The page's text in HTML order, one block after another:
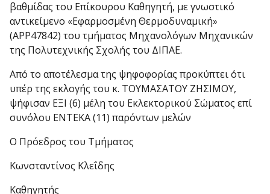
βαθμίδας του Επίκουρου Καθηγητή, με γνωστικό
αντικείμενο «Εφαρμοσμένη Θερμοδυναμική»
(APP47842) του τμήματος Μηχανολόγων Μηχανικών
της Πολυτεχνικής Σχολής του ΔΙΠΑΕ.
Από το αποτέλεσμα της ψηφοφορίας προκύπτει ότι
υπέρ της εκλογής του κ. ΤΟΥΜΑΣΑΤΟΥ ΖΗΣΙΜΟΥ,
ψήφισαν ΕΞΙ (6) μέλη του Εκλεκτορικού Σώματος επί
συνόλου ΕΝΤΕΚΑ (11) παρόντων μελών
Ο Πρόεδρος του Τμήματος
Κωνσταντίνος Κλεΐδης
Καθηγητής